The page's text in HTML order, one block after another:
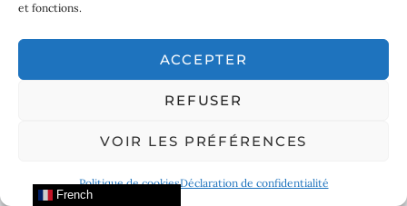
et fonctions.
ACCEPTER
REFUSER
VOIR LES PRÉFÉRENCES
Politique de cookiesDéclaration de confidentialité
FERRARI AMALFI SPIDER SUR LES
ROUTES DE LA COTE D’AZUR
French